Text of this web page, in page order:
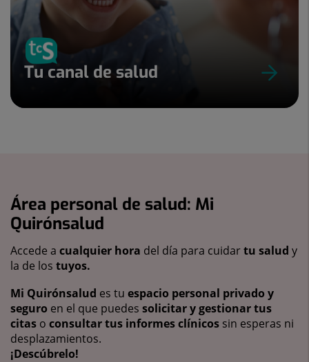
Tu canal de salud
Área personal de salud: Mi
Quirónsalud
Accede a cualquier hora del día para cuidartu salud y
la de los tuyos.
Mi Quirónsalud es tu espacio personal privado y
seguro en el que puedes solicitar y gestionar tus
citas o consultar tus informes clínicos sin esperas ni
desplazamientos.
¡Descúbrelo!